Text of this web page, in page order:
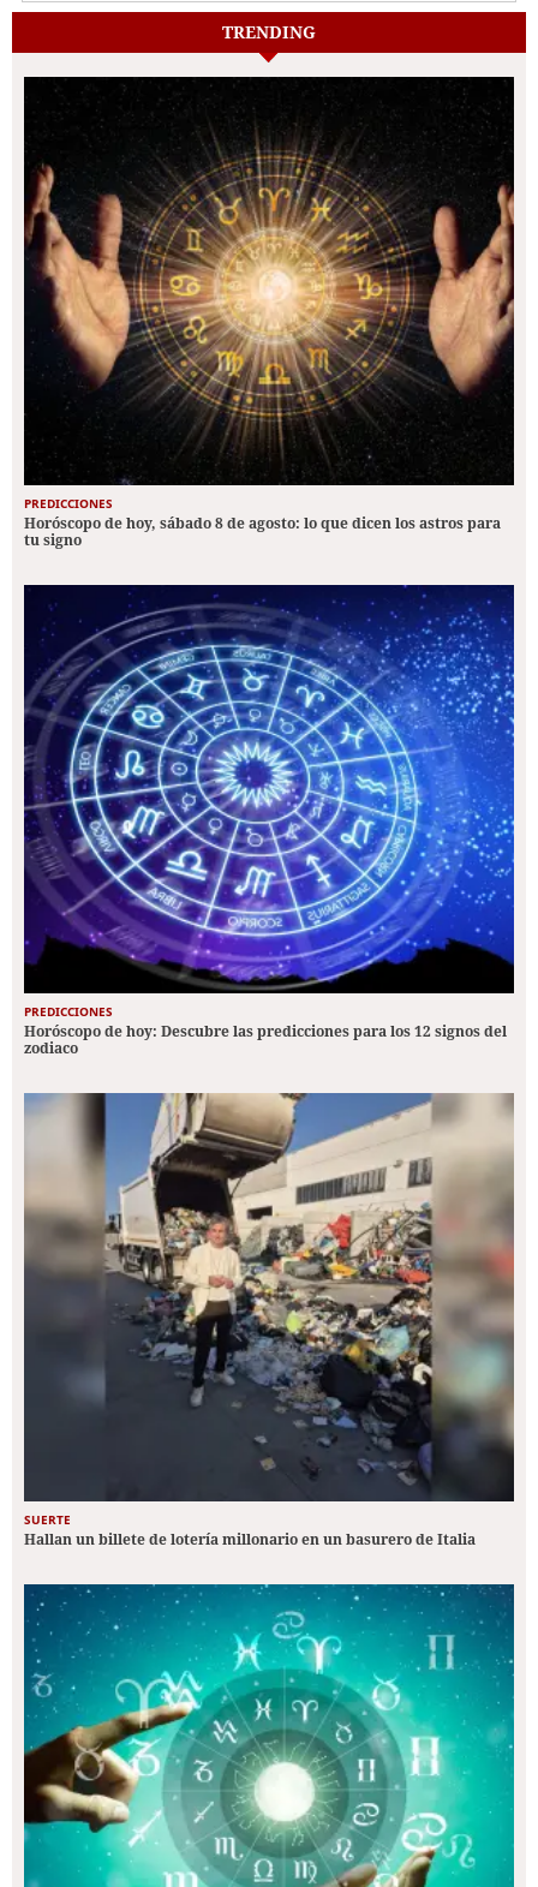
TRENDING
PREDICCIONES
Horóscopo de hoy, sábado 8 de agosto: lo que dicen los astros para
tu signo
PREDICCIONES
Horóscopo de hoy: Descubre las predicciones para los 12 signos del
zodiaco
SUERTE
Hallan un billete de lotería millonario en un basurero de Italia